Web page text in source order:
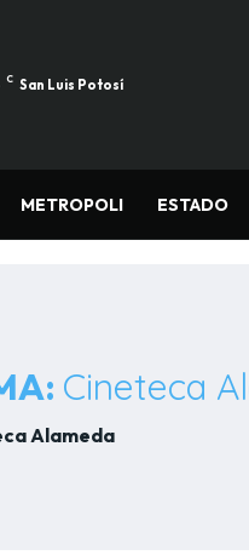
C San Luis Potosí
METROPOLI ESTADO
Cineteca
Alameda